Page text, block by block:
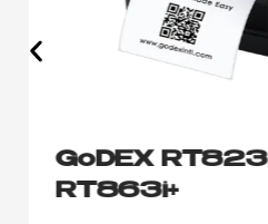
GoDEX
RT863i+